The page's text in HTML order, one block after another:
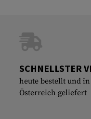
SCHNELLSTER
heute bestellt und
Österreich geliefert